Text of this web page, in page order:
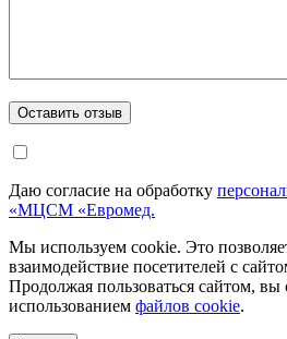
Даю согласие на обработку
«МЦСМ «Евромед.
Мы используем cookie. Это
взаимодействие посетителей с
Продолжая пользоваться сайтом, вы
использованием файлов cookie.